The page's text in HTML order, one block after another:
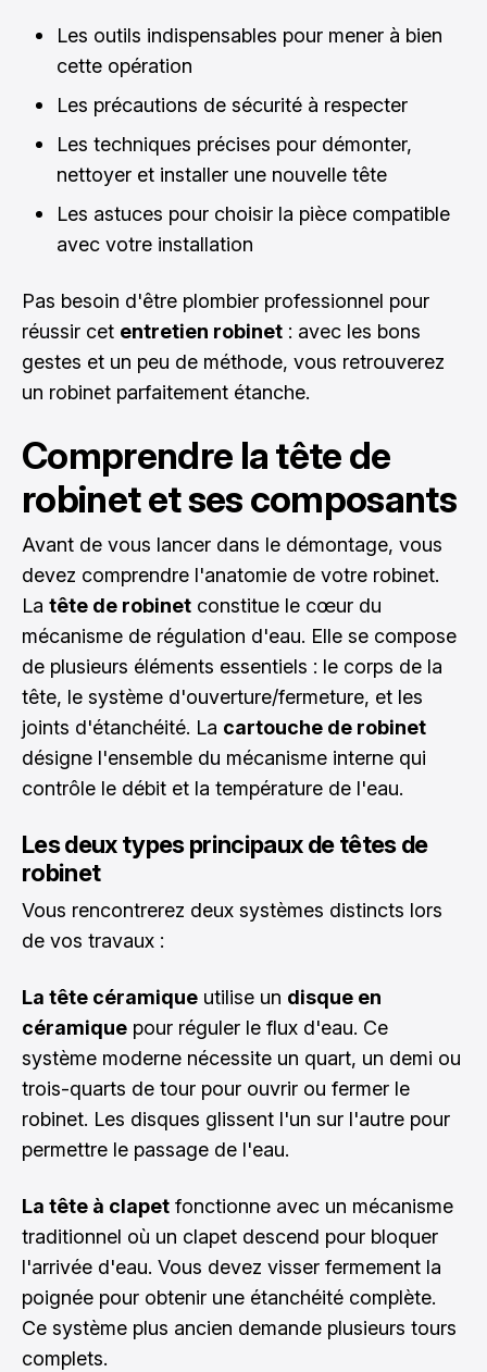
Les outils indispensables pour mener à bien
cette opération
Les précautions de sécurité à respecter
Les techniques précises pour démonter,
nettoyer et installer une nouvelle tête
Les astuces pour choisir la pièce compatible
avec votre installation
Pas besoin d'être plombier professionnel pour
réussir cet entretien robinet : avec les bons
gestes et un peu de méthode, vous retrouverez
un robinet parfaitement étanche.
Comprendre la tête de
robinet et ses composants
Avant de vous lancer dans le démontage, vous
devez comprendre l'anatomie de votre robinet.
La tête de robinet constitue le cœur du
mécanisme de régulation d'eau. Elle se compose
de plusieurs éléments essentiels : le corps de la
tête, le système d'ouverture/fermeture, et les
joints d'étanchéité. La cartouche de robinet
désigne l'ensemble du mécanisme interne qui
contrôle le débit et la température de l'eau.
Les deux types principaux de têtes de
robinet
Vous rencontrerez deux systèmes distincts lors
de vos travaux :
La tête céramique utilise un disque en
céramique pour réguler le flux d'eau. Ce
système moderne nécessite un quart, un demi ou
trois-quarts de tour pour ouvrir ou fermer le
robinet. Les disques glissent l'un sur l'autre pour
permettre le passage de l'eau.
La tête à clapet fonctionne avec un mécanisme
traditionnel où un clapet descend pour bloquer
l'arrivée d'eau. Vous devez visser fermement la
poignée pour obtenir une étanchéité complète.
Ce système plus ancien demande plusieurs tours
complets.